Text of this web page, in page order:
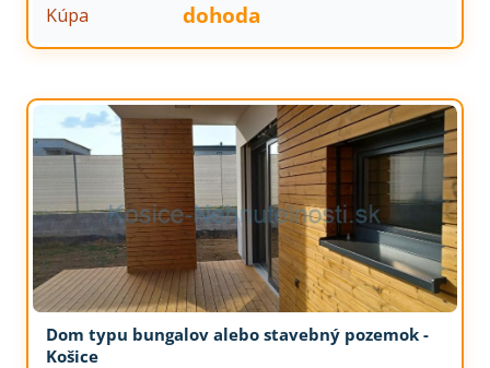
Kúpa dohoda
Dom typu bungalov alebo stavebný pozemok -
Košice